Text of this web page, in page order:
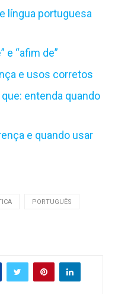
língua portuguesa
e “afim de”
e usos corretos
entenda quando
e quando usar
PORTUGUÊS